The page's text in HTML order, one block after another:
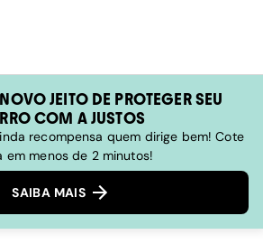
JEITO DE PROTEGER SEU
COM A JUSTOS
recompensa quem dirige bem! Cote
em menos de 2 minutos!
SAIBA MAIS